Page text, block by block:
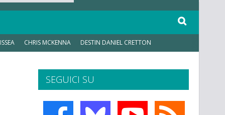
CHRIS MCKENNA DESTIN DANIEL CRETTON
SEGUICI SU